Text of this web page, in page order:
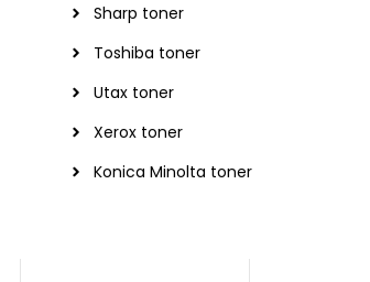
Sharp toner
Toshiba toner
Utax toner
Xerox toner
Konica Minolta toner